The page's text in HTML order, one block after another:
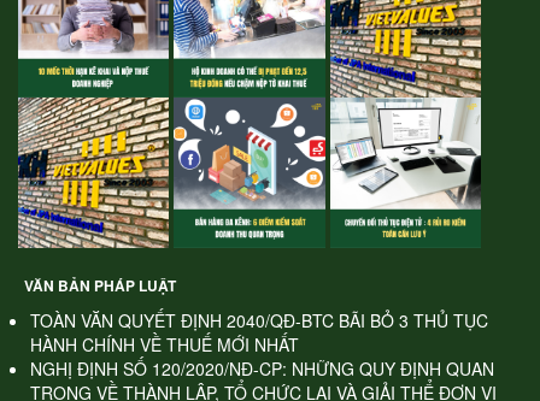
VĂN BẢN PHÁP LUẬT
TOÀN VĂN QUYẾT ĐỊNH 2040/QĐ-BTC BÃI BỎ 3 THỦ TỤC
HÀNH CHÍNH VỀ THUẾ MỚI NHẤT
NGHỊ ĐỊNH SỐ 120/2020/NĐ-CP: NHỮNG QUY ĐỊNH QUAN
TRỌNG VỀ THÀNH LẬP, TỔ CHỨC LẠI VÀ GIẢI THỂ ĐƠN VỊ